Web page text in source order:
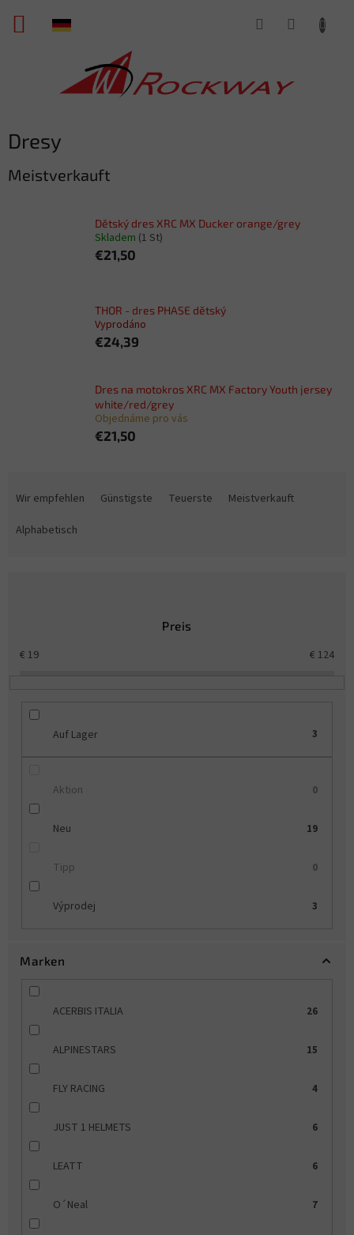
Inhalt
springen
WARENKORB
Dresy
Meistverkauft
Dětský dres XRC MX Ducker orange/grey
Skladem (1 St)
€21,50
THOR - dres PHASE dětský
Vyprodáno
€24,39
Dres na motokros XRC MX Factory Youth jersey
white/red/grey
Objednáme pro vás
€21,50
Wir empfehlen Günstigste Teuerste
Meistverkauft
Alphabetisch
Preis
€ 19 € 124
Auf Lager 3
Aktion 0
Neu 19
Tipp 0
Výprodej 3
Marken
ACERBIS ITALIA 26
ALPINESTARS 15
FLY RACING 4
JUST 1 HELMETS 6
LEATT 6
O´Neal 7